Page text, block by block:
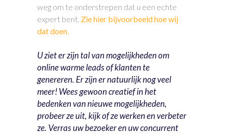
weg om te onderstrepen dat u een echte
expert bent. Zie hier bijvoorbeeld hoe wij
dat doen.
U ziet er zijn tal van mogelijkheden om
online warme leads of klanten te
genereren. Er zijn er natuurlijk nog veel
meer! Wees gewoon creatief in het
bedenken van nieuwe mogelijkheden,
probeer ze uit, kijk of ze werken en verbeter
ze. Verras uw bezoeker en uw concurrent